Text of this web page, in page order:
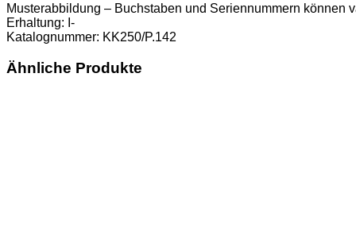
Musterabbildung – Buchstaben und Seriennummern können
Erhaltung: I-
Katalognummer: KK250/P.142
Ähnliche Produkte